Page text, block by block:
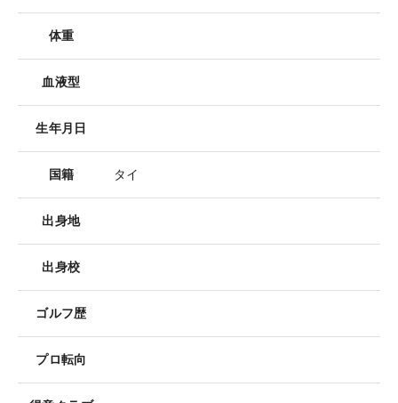
体重
血液型
生年月日
国籍 タイ
出身地
出身校
ゴルフ歴
プロ転向